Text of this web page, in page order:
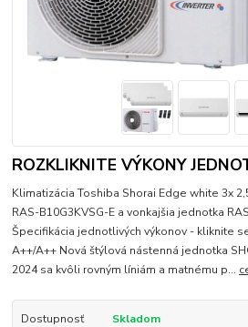
ROZKLIKNITE VÝKONY
Klimatizácia Toshiba Shorai Edge white 3x
RAS-B10G3KVSG-E a vonkajšia jednotka
Špecifikácia jednotlivých výkonov - kliknite
A++/A++ Nová štýlová nástenná jednotka
2024 sa kvôli rovným líniám a matnému p...
Dostupnosť
Skladom